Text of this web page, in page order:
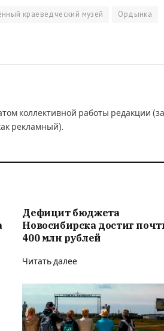
краеведческий музей
Ордынка
коллективной работы редакции (за
рекламный).
Дефицит бюджета
Новосибирска достиг
400 млн рублей
Читать далее